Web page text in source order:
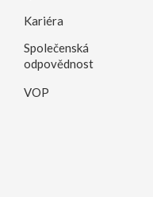
Kariéra
Společenská
odpovědnost
VOP